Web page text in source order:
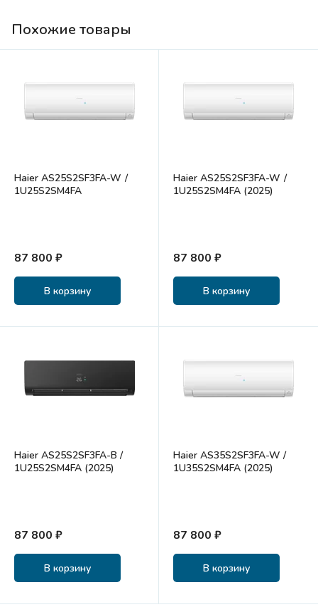
Похожие товары
Haier AS25S2SF3FA-W /
1U25S2SM4FA
87 800 ₽
В корзину
Haier AS25S2SF3FA-W /
1U25S2SM4FA (2025)
87 800 ₽
В корзину
Haier AS25S2SF3FA-B /
1U25S2SM4FA (2025)
87 800 ₽
В корзину
Haier AS35S2SF3FA-W /
1U35S2SM4FA (2025)
87 800 ₽
В корзину